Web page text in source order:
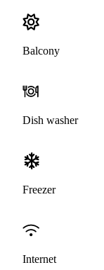
Balcony
Dish washer
Freezer
Internet